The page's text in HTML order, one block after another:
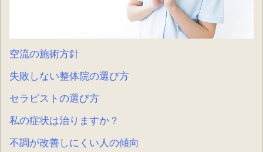
空流の施術方針
失敗しない整体院の選び方
セラピストの選び方
私の症状は治りますか？
不調が改善しにくい人の傾向